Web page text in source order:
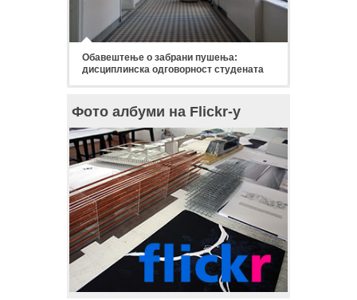
Обавештење о забрани пушења:
дисциплинска одговорност студената
Фото албуми на Flickr-у